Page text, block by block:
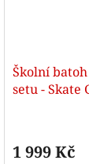
Školní
setu - Skate
1 999 Kč